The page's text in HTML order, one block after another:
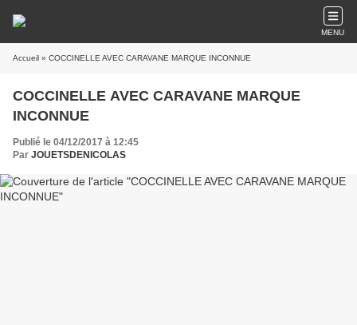
MENU
Accueil » COCCINELLE AVEC CARAVANE MARQUE INCONNUE
COCCINELLE AVEC CARAVANE MARQUE
INCONNUE
Publié le 04/12/2017 à 12:45
Par JOUETSDENICOLAS